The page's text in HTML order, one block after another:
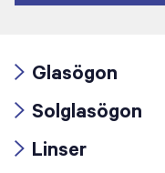
icon
Glasögon
icon
Solglasögon
Linser